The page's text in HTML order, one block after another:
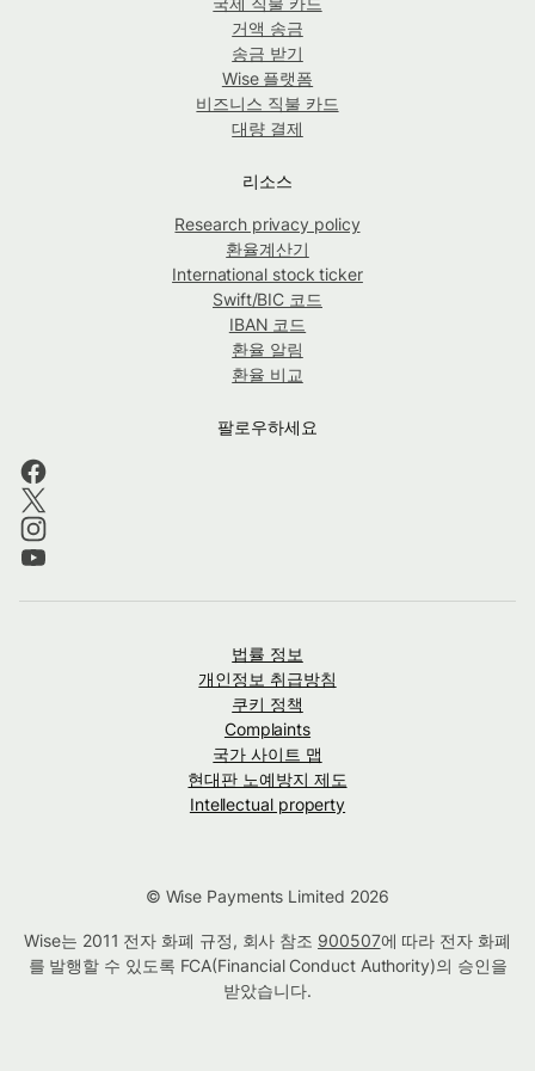
거액 송금
송금 받기
Wise 플랫폼
비즈니스 직불 카드
대량 결제
리소스
Research privacy policy
환율계산기
International stock ticker
Swift/BIC 코드
IBAN 코드
환율 알림
환율 비교
팔로우하세요
법률 정보
개인정보 취급방침
쿠키 정책
Complaints
국가 사이트 맵
현대판 노예방지 제도
Intellectual property
© Wise Payments Limited 2026
Wise는 2011 전자 화폐 규정, 회사 참조 900507에 따라 전자 화폐
를 발행할 수 있도록 FCA(Financial Conduct Authority)의 승인을
받았습니다.